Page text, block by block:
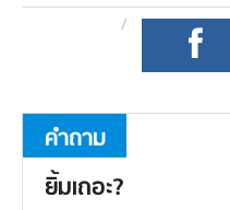
คำถาม
ยิ้มเถอะ?